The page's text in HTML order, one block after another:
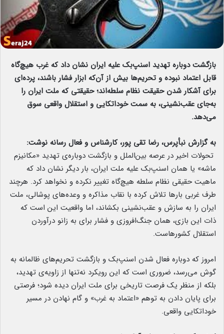
بازگشت دوباره تهدید اسنپ‌بک علیه ایران نشان داد که غرب هیچ‌گاه
قابل اعتماد نبوده و تحریم‌ها بیش از آن‌که ابزار فشار باشند، پرده‌ای
برای آشکار شدن حقیقت نظام سلطه‌اند؛ حقیقتی که ملت ایران را
به‌جای عقب‌نشینی، به سمت خوداتکایی و استقلال واقعی سوق
می‌دهد.
به گزارش نبأپرس، رضا تقی پور، کارشناس و فعال رسانه نوشت:
تحولات اخیر در عرصه بین‌الملل و بازگشت دوباره‌ی تهدید «مکانیزم
ماشه» یا همان اسنپ‌بک علیه ملت ایران، بار دیگر نشان داد که
ماهیت حقیقی نظام سلطه هیچ‌گاه تغییر نکرده و نخواهد کرد. هرچند
طرف غربی بارها تلاش کرده با نقاب مذاکره و وعده‌های پوشالی، ملت
ایران را به سازش و عقب‌نشینی بکشاند، اما واقعیت این است که
ذات این بازی، همان جنگ‌افروزی و فشار برای به زانو درآوردن
استقلال کشورهاست.
امروز که دوباره فعال شدن اسنپ‌بک و بازگشت تحریم‌های ظالمانه به
گوش می‌رسد، ضروری است که این رویکرد نه‌تنها از زاویه‌ی تهدید،
بلکه از منظر یک فرصت تاریخی برای ملت ایران دیده شود؛ فرصتی
برای پایان دادن به توهم «اعتماد به غرب» و گام نهادن در مسیر
خوداتکایی واقعی.